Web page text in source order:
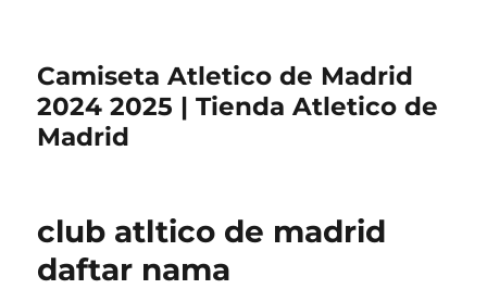
Camiseta Atletico de Madrid
2024 2025 | Tienda Atletico de
Madrid
club atltico de madrid
daftar nama